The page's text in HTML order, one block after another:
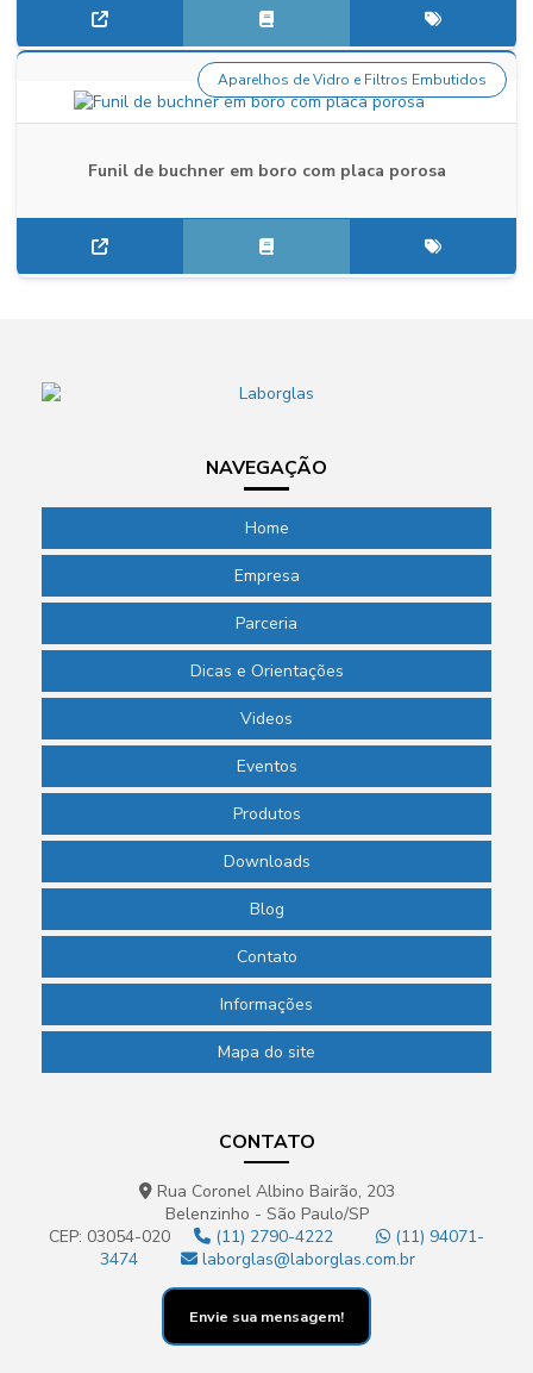
Funil de buchner em boro com placa porosa
Aparelhos de Vidro e Filtros Embutidos
NAVEGAÇÃO
Home
Empresa
Parceria
Dicas e Orientações
Videos
Eventos
Produtos
Downloads
Blog
Contato
Informações
Mapa do site
CONTATO
Rua Coronel Albino Bairão, 203
Belenzinho - São Paulo/SP
CEP: 03054-020
(11) 2790-4222
(11) 94071-
3474
laborglas@laborglas.com.br
Envie sua mensagem!